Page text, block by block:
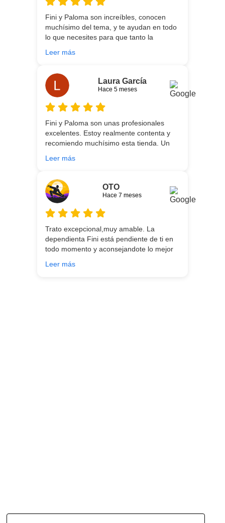
perfectamente y a nuestro gusto, además
muy rápidos. Volveremos a contar con
ellos para futuras compras. Muchas
gracias!
Fini y Paloma son increíbles, conocen
muchísimo del tema, y te ayudan en todo
lo que necesites para que tanto la
que estés necesitando sean los mejores.
trabajo impecable en el transporte y
montaje, unos chicos encantadores. Hace
5 años conocí la tienda, y vuelvo
encantada de contar con su asesoría y
equipo.
Leer más
Laura García
Hace 5 meses
Fini y Paloma son unas profesionales
excelentes. Estoy realmente contenta y
recomiendo muchísimo esta tienda. Un
entrega.
Leer más
OTO
Hace 7 meses
Trato excepcional,muy amable. La
dependienta Fini está pendiente de ti en
todo momento y aconsejandote lo mejor
buscando!!
Leer más